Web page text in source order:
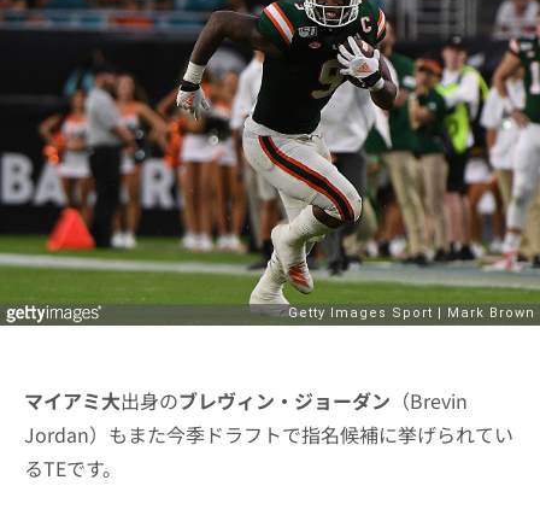
マイアミ大出身のブレヴィン・ジョーダン （Brevin
Jordan）もまた今季ドラフトで指名候補に挙げられてい
るTEです。